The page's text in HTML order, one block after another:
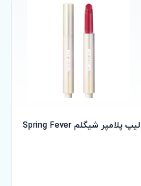
لیپ پلامپر شیگلم Spring Fever